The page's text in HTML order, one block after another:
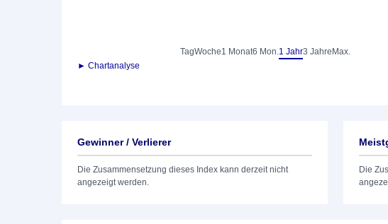
TagWoche1 Monat6 Mon.1 Jahr3 Jahre Max.
► Chartanalyse
Gewinner / Verlierer
Die Zusammensetzung dieses Index kann derzeit nicht
angezeigt werden.
Die